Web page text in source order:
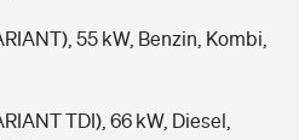
55 kW, Benzin, Kombi,
TDI), 66 kW, Diesel,